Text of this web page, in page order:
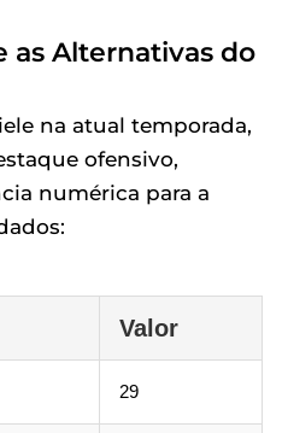
as Alternativas do
na atual temporada,
ofensivo,
numérica para a
Valor
29